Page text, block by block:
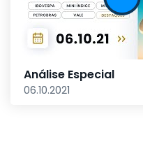
Análise Especial
06.10.2021